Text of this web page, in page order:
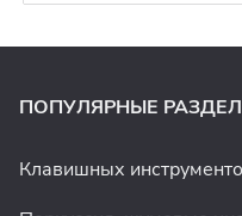
ПОПУЛЯРНЫЕ
Клавишных